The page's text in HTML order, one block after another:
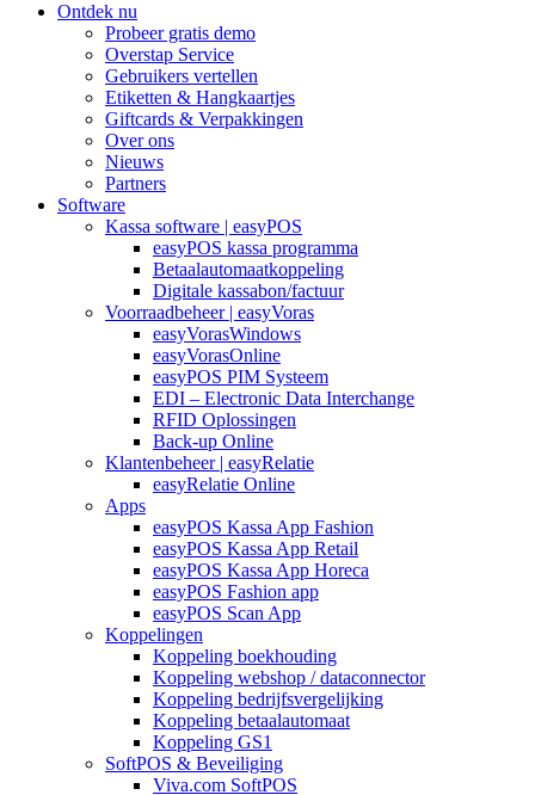
Ontdek nu
Probeer gratis demo
Overstap Service
Gebruikers vertellen
Etiketten & Hangkaartjes
Giftcards & Verpakkingen
Over ons
Nieuws
Partners
Software
Kassa software | easyPOS
easyPOS kassa programma
Betaalautomaatkoppeling
Digitale kassabon/factuur
Voorraadbeheer | easyVoras
easyVorasWindows
easyVorasOnline
easyPOS PIM Systeem
EDI – Electronic Data Interchange
RFID Oplossingen
Back-up Online
Klantenbeheer | easyRelatie
easyRelatie Online
Apps
easyPOS Kassa App Fashion
easyPOS Kassa App Retail
easyPOS Kassa App Horeca
easyPOS Fashion app
easyPOS Scan App
Koppelingen
Koppeling boekhouding
Koppeling webshop / dataconnector
Koppeling bedrijfsvergelijking
Koppeling betaalautomaat
Koppeling GS1
SoftPOS & Beveiliging
Viva.com SoftPOS